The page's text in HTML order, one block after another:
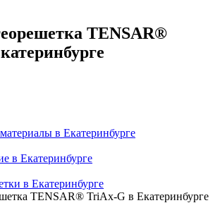
TENSAR®
в Екатеринбурге
в Екатеринбурге
в Екатеринбурге
TENSAR® TriAx-G в Екатеринбурге